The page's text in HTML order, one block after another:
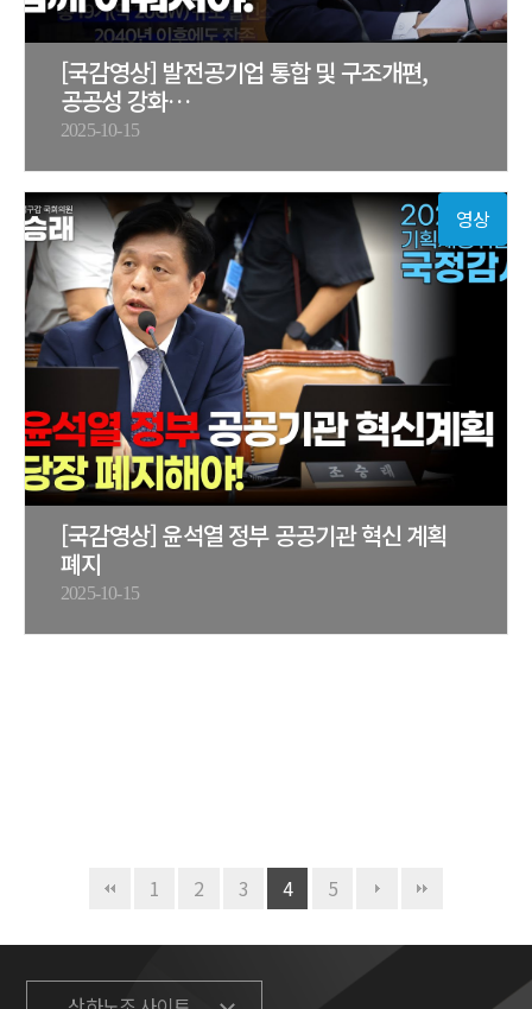
[국감영상] 발전공기업 통합 및 구조개편,
공공성 강화…
2025-10-15
영상
[국감영상] 윤석열 정부 공공기관 혁신 계획
폐지
2025-10-15
1 2 3 4 5